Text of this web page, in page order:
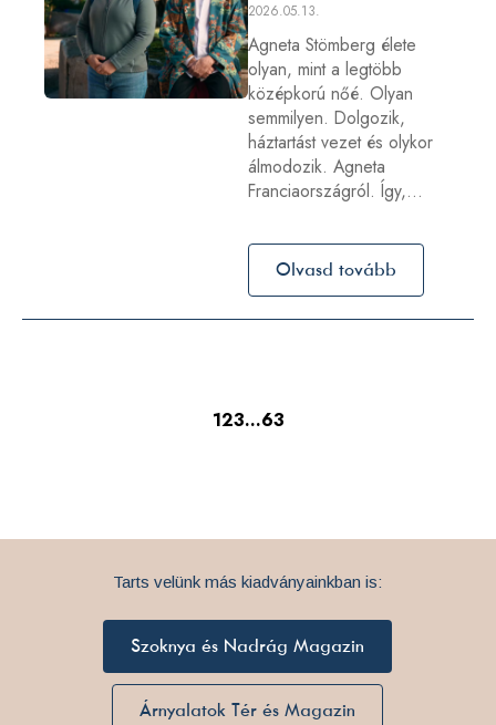
2026.05.13.
Agneta Stömberg élete
olyan, mint a legtöbb
középkorú nőé. Olyan
semmilyen. Dolgozik,
háztartást vezet és olykor
álmodozik. Agneta
Franciaországról. Így,…
Olvasd tovább
123…63
Tarts velünk más kiadványainkban is:
Szoknya és Nadrág Magazin
Árnyalatok Tér és Magazin